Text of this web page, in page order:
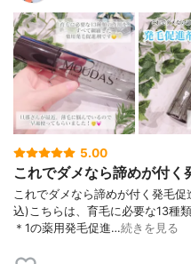
5.00
これでダメなら諦めが付く
これでダメなら諦めが付く発毛
込)こちらは、育毛に必要な13種
＊1の薬用発毛促進…続きを見る